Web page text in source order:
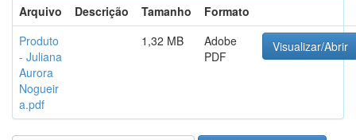
Arquivo
Descrição Tamanho
Formato
Produto
- Juliana
Aurora
Nogueir
a.pdf
1,32 MB
Adobe
PDF
Visualizar/Abrir